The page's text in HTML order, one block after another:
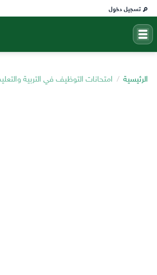
تسجيل دخول
الرئيسية امتحانات التوظيف في التربية